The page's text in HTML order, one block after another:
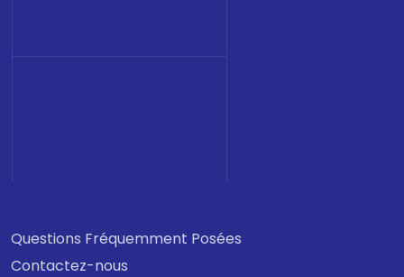
Questions Fréquemment Posées
Contactez-nous